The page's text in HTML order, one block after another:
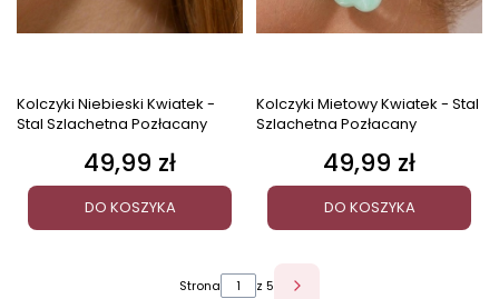
Kolczyki Niebieski Kwiatek -
Stal Szlachetna Pozłacany
Cena
49,99 zł
DO KOSZYKA
Kolczyki Mietowy Kwiatek - Stal
Szlachetna Pozłacany
Cena
49,99 zł
DO KOSZYKA
Strona z 5